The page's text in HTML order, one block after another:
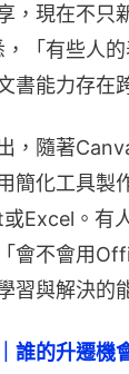
，現在不只
「有些人
書能力存在
，隨著
簡化工具製
Excel。有
會不會用
習與解決的
誰的升遷機